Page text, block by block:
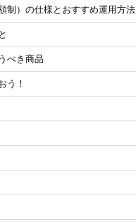
制）の仕様とおすすめ運用方法
べき商品
う！